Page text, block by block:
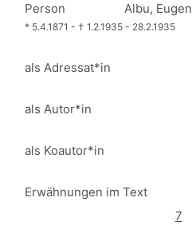
Person Albu, Eugen
* 5.4.1871 - † 1.2.1935 - 28.2.1935
als Adressat*in
als Autor*in
als Koautor*in
Erwähnungen im Text
7